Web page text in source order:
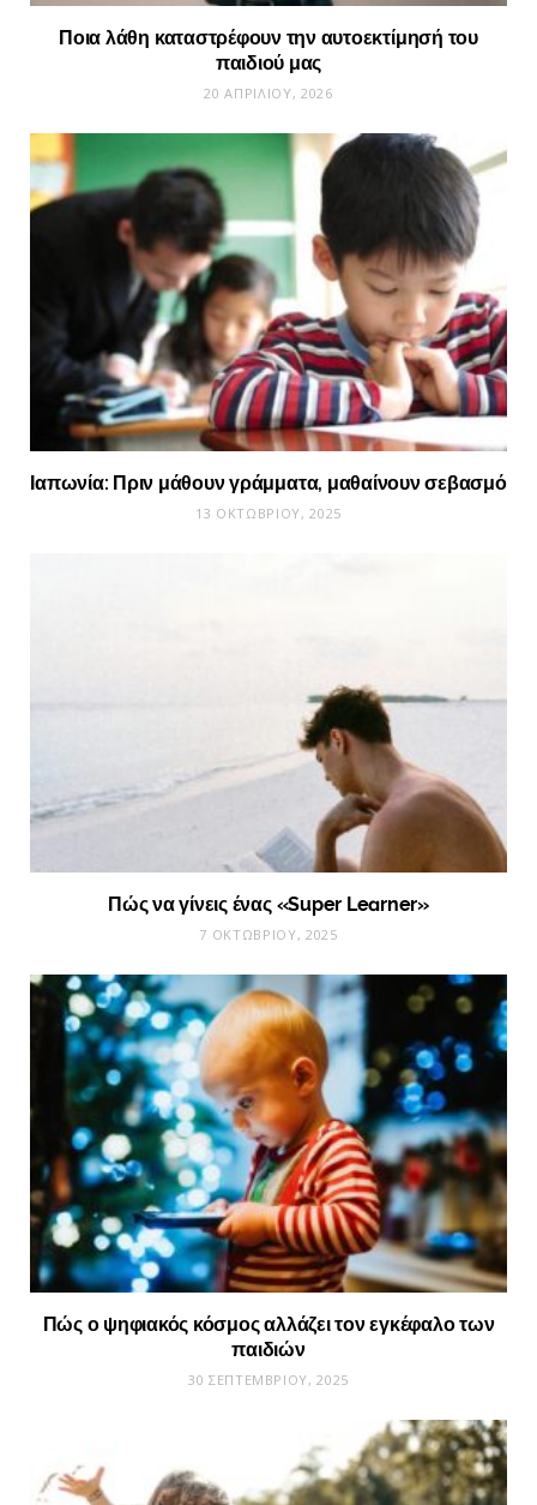
Ποια λάθη καταστρέφουν την αυτοεκτίμησή του
παιδιού μας
20 ΑΠΡΙΛΊΟΥ, 2026
Ιαπωνία: Πριν μάθουν γράμματα, μαθαίνουν σεβασμό
13 ΟΚΤΩΒΡΊΟΥ, 2025
Πώς να γίνεις ένας «Super Learner»
7 ΟΚΤΩΒΡΊΟΥ, 2025
Πώς ο ψηφιακός κόσμος αλλάζει τον εγκέφαλο των
παιδιών
30 ΣΕΠΤΕΜΒΡΊΟΥ, 2025